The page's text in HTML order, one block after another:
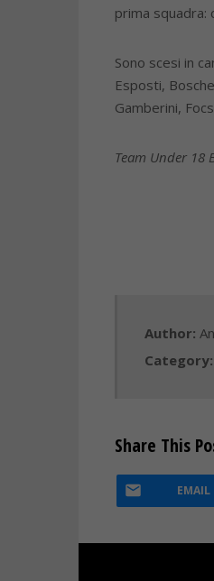
prima squadra:
Sono scesi in
Esposti,
Gamberini,
Team Under 18
Author:
Category:
Share This
EMAIL